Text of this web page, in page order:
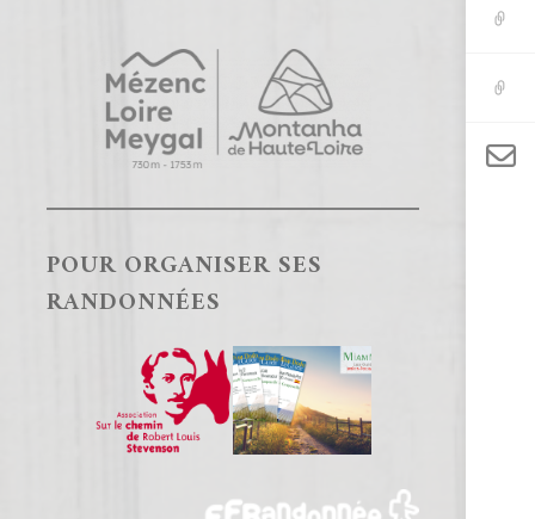
POUR ORGANISER SES
RANDONNÉES
l’ont
fait…
liens
nous